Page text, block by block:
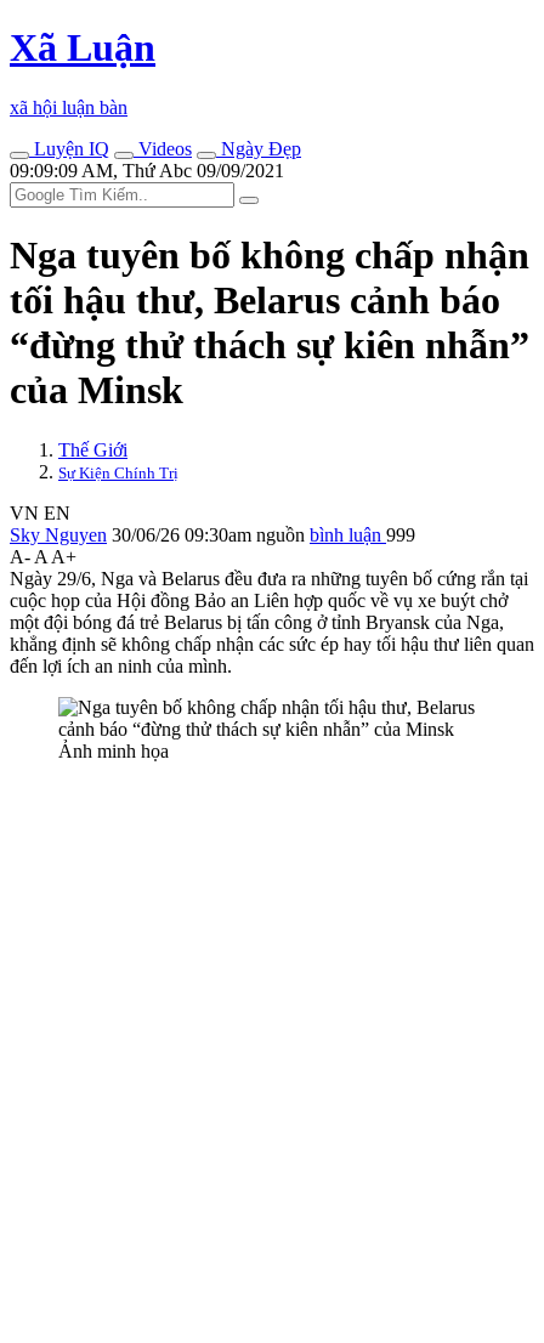
Xã Luận
xã hội luận bàn
Luyện IQ
Videos
Ngày Đẹp
09:09:09 AM, Thứ Abc 09/09/2021
Nga tuyên bố không chấp nhận
tối hậu thư, Belarus cảnh báo
“đừng thử thách sự kiên nhẫn”
của Minsk
Thế Giới
Sự Kiện Chính Trị
VN EN
Sky Nguyen 30/06/26 09:30am nguồn bình luận 999
A- A A+
Ngày 29/6, Nga và Belarus đều đưa ra những tuyên bố cứng rắn tại
cuộc họp của Hội đồng Bảo an Liên hợp quốc về vụ xe buýt chở
một đội bóng đá trẻ Belarus bị tấn công ở tỉnh Bryansk của Nga,
khẳng định sẽ không chấp nhận các sức ép hay tối hậu thư liên quan
đến lợi ích an ninh của mình.
Ảnh minh họa